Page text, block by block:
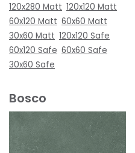
120x280 Matt 120x120 Matt
60x120 Matt 60x60 Matt
30x60 Matt 120x120 Safe
60x120 Safe 60x60 Safe
30x60 Safe
Bosco